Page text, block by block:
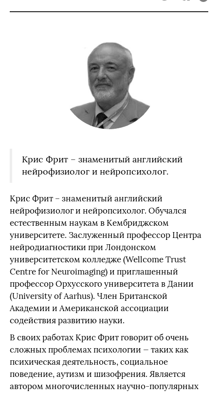
Крис Фрит – знаменитый английский
нейрофизиолог и нейропсихолог.
Крис Фрит – знаменитый английский
нейрофизиолог и нейропсихолог. Обучался
естественным наукам в Кембриджском
университете. Заслуженный профессор Центра
нейродиагностики при Лондонском
университетском колледже (Wellcome Trust
Centre for Neuroimaging) и приглашенный
профессор Орхусского университета в Дании
(University of Aarhus). Член Британской
Академии и Американской ассоциации
содействия развитию науки.
В своих работах Крис Фрит говорит об очень
сложных проблемах психологии — таких как
психическая деятельность, социальное
поведение, аутизм и шизофрения. Является
автором многочисленных научно-популярных